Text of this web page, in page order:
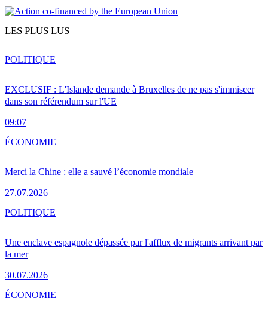
LES PLUS LUS
EXCLUSIF : L'Islande demande à Bruxelles de ne pas s'immiscer
dans son référendum sur l'UE
09:07
POLITIQUE
Merci la Chine : elle a sauvé l’économie mondiale
27.07.2026
ÉCONOMIE
Une enclave espagnole dépassée par l'afflux de migrants arrivant par
la mer
30.07.2026
POLITIQUE
ÉCONOMIE